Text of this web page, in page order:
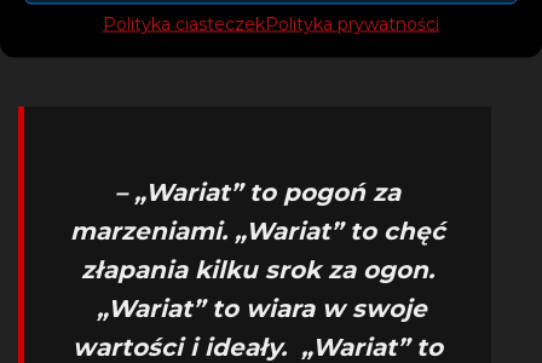
Polityka ciasteczekPolityka prywatności
– „Wariat” to pogoń za
marzeniami. „Wariat” to chęć
złapania kilku srok za ogon.
„Wariat” to wiara w swoje
wartości i ideały. „Wariat” to